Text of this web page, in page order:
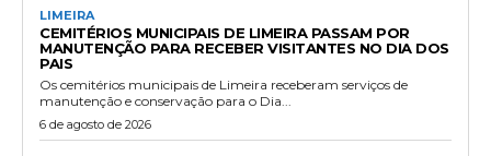
LIMEIRA
CEMITÉRIOS MUNICIPAIS DE LIMEIRA PASSAM POR
MANUTENÇÃO PARA RECEBER VISITANTES NO DIA DOS
PAIS
Os cemitérios municipais de Limeira receberam serviços de
manutenção e conservação para o Dia...
6 de agosto de 2026